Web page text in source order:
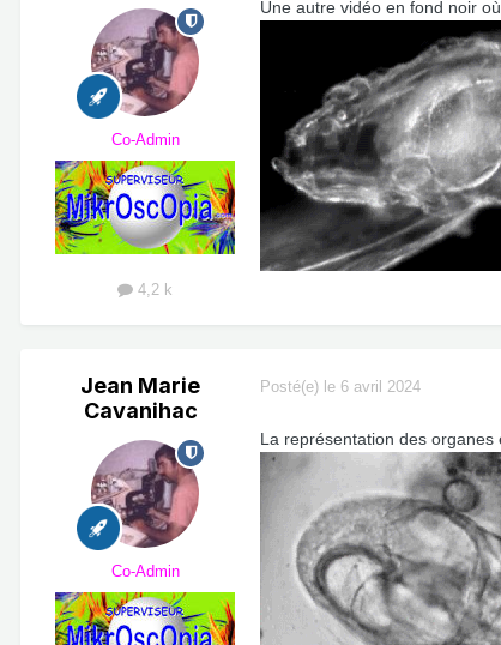
Co-Admin
4,2 k
Une autre vidéo en fond noir
Jean Marie
Cavanihac
Co-Admin
Posté(e) le 6 avril 2024
La représentation des